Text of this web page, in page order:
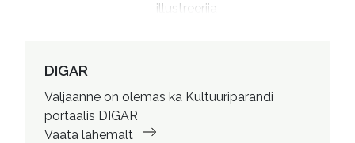
illustreerija
DIGAR
Väljaanne on olemas ka Kultuuripärandi
portaalis DIGAR
Vaata lähemalt